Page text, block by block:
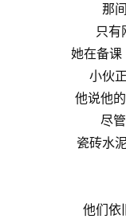
那
只有
她在备课
小伙
他说他
尽
瓷砖水
他们依